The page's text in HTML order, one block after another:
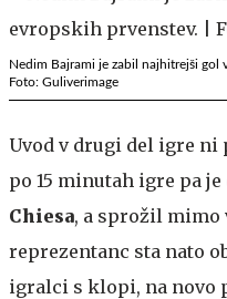
Nedim Bajrami je zabil najhitrejši gol
Foto: Guliverimage
Uvod v drugi del igre
po 15 minutah igre pa
Chiesa, a sprožil mimo
reprezentanc sta nato
igralci s klopi, na novo